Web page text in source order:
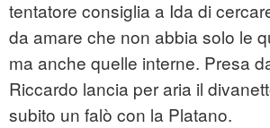
tentatore consiglia a Ida di
da amare che non abbia solo le
ma anche quelle interne. Presa
Riccardo lancia per aria il
subito un falò con la Platano.